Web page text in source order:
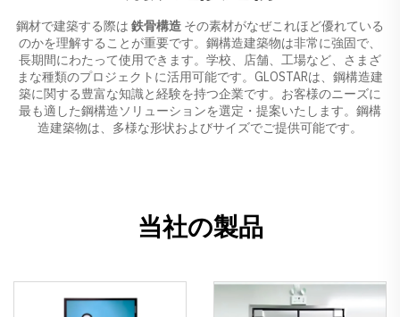
鋼材で建築する際は 鉄骨構造 その素材がなぜこれほど優れている
のかを理解することが重要です。鋼構造建築物は非常に強固で、
長期間にわたって使用できます。学校、店舗、工場など、さまざ
まな種類のプロジェクトに活用可能です。GLOSTARは、鋼構造建
築に関する豊富な知識と経験を持つ企業です。お客様のニーズに
最も適した鋼構造ソリューションを選定・提案いたします。鋼構
造建築物は、多様な形状およびサイズでご提供可能です。
当社の製品